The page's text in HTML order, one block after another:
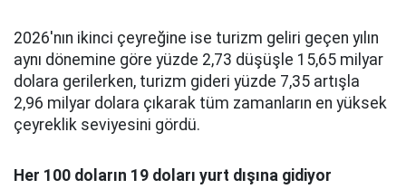
2026'nın ikinci çeyreğine ise turizm geliri geçen yılın
aynı dönemine göre yüzde 2,73 düşüşle 15,65 milyar
dolara gerilerken, turizm gideri yüzde 7,35 artışla
2,96 milyar dolara çıkarak tüm zamanların en yüksek
çeyreklik seviyesini gördü.
Her 100 doların 19 doları yurt dışına gidiyor